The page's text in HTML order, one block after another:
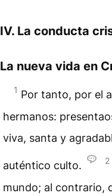
IV. La conducta
La nueva vida en
1 Por tanto, por el
hermanos:
viva, santa y
auténtico culto. 2
mundo; al contrario,